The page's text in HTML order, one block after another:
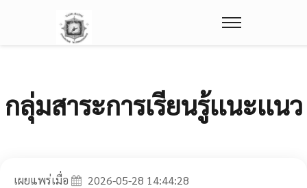
กลุ่มสาระการเรียนรู้เเนะเเนว
เผยแพร่เมื่อ 2026-05-28 14:44:28